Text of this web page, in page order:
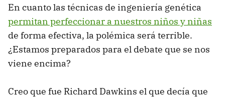
En cuanto las técnicas de ingeniería genética
permitan perfeccionar a nuestros niños y niñas
de forma efectiva, la polémica será terrible.
¿Estamos preparados para el debate que se nos
viene encima?
Creo que fue Richard Dawkins el que decía que